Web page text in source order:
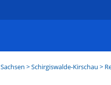
Sachsen >Schirgiswalde-Kirschau >